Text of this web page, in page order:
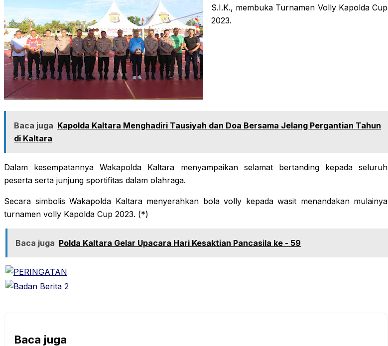
S.I.K., membuka Turnamen Volly Kapolda Cup
2023.
Baca juga Kapolda Kaltara Menghadiri Tausiyah dan Doa Bersama Jelang Pergantian Tahun
di Kaltara
Dalam kesempatannya Wakapolda Kaltara menyampaikan selamat bertanding kepada seluruh
peserta serta junjung sportifitas dalam olahraga.
Secara simbolis Wakapolda Kaltara menyerahkan bola volly kepada wasit menandakan mulainya
turnamen volly Kapolda Cup 2023. (*)
Baca juga Polda Kaltara Gelar Upacara Hari Kesaktian Pancasila ke - 59
Baca juga